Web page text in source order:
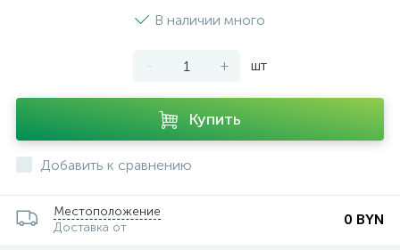
В наличии много
- + шт
Купить
Добавить к сравнению
Местоположение
Доставка от
0 BYN